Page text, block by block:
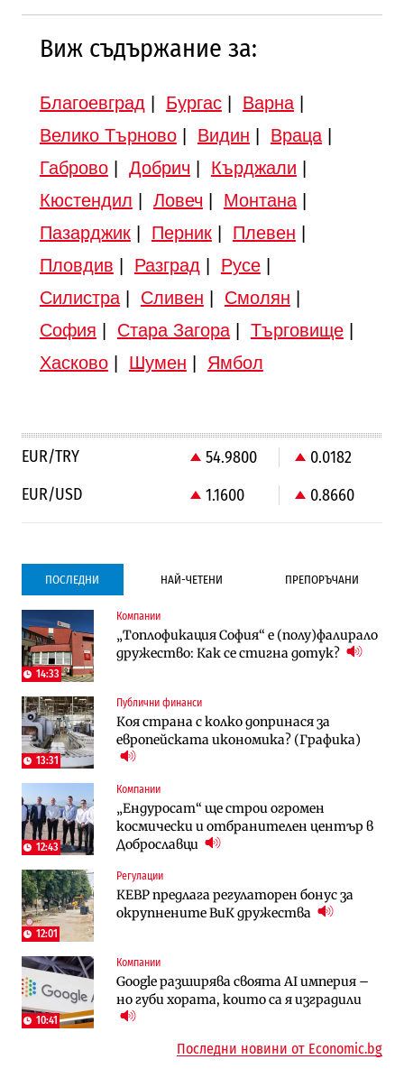
Виж съдържание за:
Благоевград Бургас| Варна|
Велико Търново| Видин Враца|
Габрово| Добрич Кърджали
Кюстендил
Ловеч Монтана|
Пазарджик| Перник| Плевен
Пловдив
Разград Русе|
Силистра| Сливен Смолян
София
Стара Загора| Търговище|
Хасково| Шумен Ямбол
EUR/TRY 54.9800
0.0182
EUR/USD
1.1600 0.8660
ПОСЛЕДНИ НАЙ-ЧЕТЕНИ ПРЕПОРЪЧАНИ
14:33
Компании
„Топлофикация София“ e (полу)фалирало
дружество: Как се стигна дотук?
13:31
Публични финанси
Коя страна с колко допринася за
европейската икономика? (Графика)
12:43
Компании
„Ендуросат“ ще строи огромен
космически и отбранителен център в
Доброславци
12:01
Регулации
КЕВР предлага регулаторен бонус за
окрупнените ВиК дружества
10:41
Компании
Google разширява своята AI империя –
но губи хората, които са я изградили
Градоустройство
Столична община избра изпълнител за
преместването на трамвайното
Компании
Vivacom предлага над 150 устройства с
90% отстъпка през август
Енергетика
АЕЦ „Козлодуй“ ще работи само още
няколко седмици, ако сушата продължи
Публични финанси
Общините вече зависят от
централната власт за 75% от
To:know
Последни дни с обозначаване на цените
в лева: Какво предстои?
Компании
Vivacom предлага над 150 устройства с
90% отстъпка през август
To:know
Последни дни с обозначаване на цените
в лева: Какво предстои?
To:know
Какво се променя в България от 1
август?
Отрасли
Жилищата в България поскъпват при
намаляващо население и все повече
Компании
А1 отново е лидер при технологичните
компании и системните интегратори
Последни новини от Economic.bg